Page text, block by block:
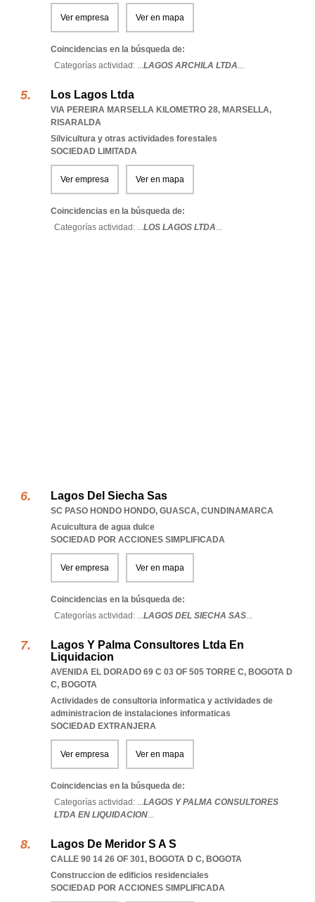
Ver empresa Ver en mapa
Coincidencias en la búsqueda de:
Categorías actividad: ...LAGOS ARCHILA LTDA...
Los Lagos Ltda
VIA PEREIRA MARSELLA KILOMETRO 28, MARSELLA,
RISARALDA
Silvicultura y otras actividades forestales
SOCIEDAD LIMITADA
Ver empresa Ver en mapa
Coincidencias en la búsqueda de:
Categorías actividad: ...LOS LAGOS LTDA...
Lagos Del Siecha Sas
SC PASO HONDO HONDO, GUASCA, CUNDINAMARCA
Acuicultura de agua dulce
SOCIEDAD POR ACCIONES SIMPLIFICADA
Ver empresa Ver en mapa
Coincidencias en la búsqueda de:
Categorías actividad: ...LAGOS DEL SIECHA SAS...
Lagos Y Palma Consultores Ltda En
Liquidacion
AVENIDA EL DORADO 69 C 03 OF 505 TORRE C, BOGOTA D
C, BOGOTA
Actividades de consultoria informatica y actividades de
administracion de instalaciones informaticas
SOCIEDAD EXTRANJERA
Ver empresa Ver en mapa
Coincidencias en la búsqueda de:
Categorías actividad: ...LAGOS Y PALMA CONSULTORES
LTDA EN LIQUIDACION...
Lagos De Meridor S A S
CALLE 90 14 26 OF 301, BOGOTA D C, BOGOTA
Construccion de edificios residenciales
SOCIEDAD POR ACCIONES SIMPLIFICADA